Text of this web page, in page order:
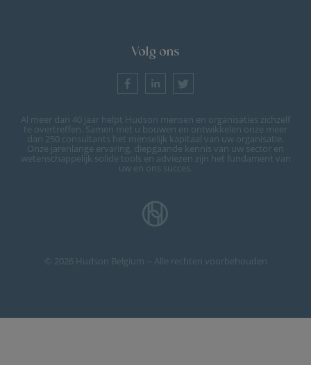
Volg ons
Al meer dan 40 jaar helpt Hudson mensen en organisaties zichzelf
te overtreffen. Samen met u bouwen en ontwikkelen onze meer
dan 250 consultants het menselijk kapitaal van uw organisatie.
Onze jarenlange ervaring, diepgaande kennis van uw sector en
wetenschappelijk solide tools en adviezen zijn het fundament van
uw en ons succes.
© 2026 Hudson Belgium -- Alle rechten voorbehouden